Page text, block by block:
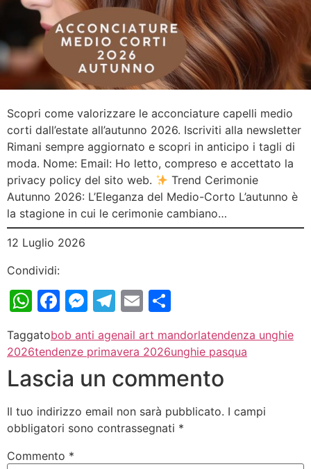
Scopri come valorizzare le acconciature capelli medio
corti dall’estate all’autunno 2026. Iscriviti alla newsletter
Rimani sempre aggiornato e scopri in anticipo i tagli di
moda. Nome: Email: Ho letto, compreso e accettato la
privacy policy del sito web.
Trend Cerimonie
Autunno 2026: L’Eleganza del Medio-Corto L’autunno è
la stagione in cui le cerimonie cambiano…
12 Luglio 2026
Condividi:
WhatsApp
Facebook
Messenger
Telegram
Email
Taggatobob anti agenail art mandorlatendenza unghie
2026tendenze primavera 2026unghie pasqua
Lascia un commento
Il tuo indirizzo email non sarà pubblicato. I campi
obbligatori sono contrassegnati *
Commento *